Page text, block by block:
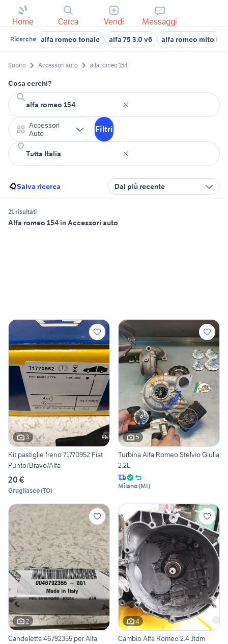
Home Cerca Vendi Messaggi
Ricerche alfa romeo tonale alfa 75 3.0 v6 alfa romeo mito
Subito Accessori auto alfa romeo 154
Cosa cerchi?
Accessori
Auto
Filtri
Salva ricerca Dal più recente
21 risultati
Alfa romeo 154 in Accessori auto
3
Kit pastiglie freno 71770952 Fiat
Punto/Bravo/Alfa
20 €
Grugliasco(TO)
5
Turbina Alfa Romeo Stelvio Giulia
2.2L
Milano(MI)
2
Candeletta 46792355 per Alfa
4
Cambio Alfa Romeo 2.4 Jtdm